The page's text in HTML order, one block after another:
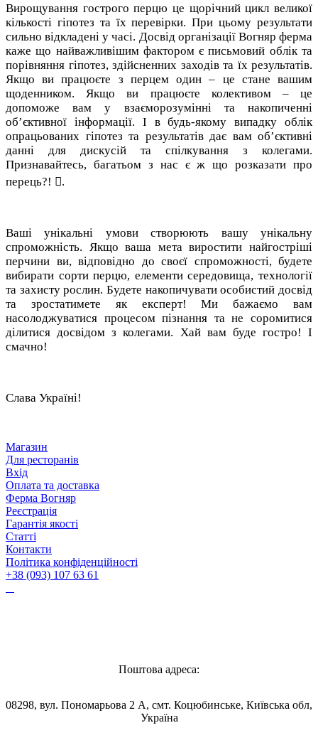
Вирощування гострого перцю це щорічний цикл великої
кількості гіпотез та їх перевірки. При цьому результати
сильно відкладені у часі. Досвід організації Вогняр ферма
каже що найважливішим фактором є письмовий облік та
порівняння гіпотез, здійсненних заходів та їх результатів.
Якщо ви працюєте з перцем один – це стане вашим
щоденником. Якщо ви працюєте колективом – це
допоможе вам у взаєморозумінні та накопиченні
об’єктивної інформації. І в будь-якому випадку облік
опрацьованих гіпотез та результатів дає вам об’єктивні
данні для дискусій та спілкування з колегами.
Признавайтесь, багатьом з нас є ж що розказати про
перець?! .
Ваші унікальні умови створюють вашу унікальну
спроможність. Якщо ваша мета виростити найгостріші
перчини ви, відповідно до своєї спроможності, будете
вибирати сорти перцю, елементи середовища, технології
та захисту рослин. Будете накопичувати особистий досвід
та зростатимете як експерт! Ми бажаємо вам
насолоджуватися процесом пізнання та не соромитися
ділитися досвідом з колегами. Хай вам буде гостро! І
смачно!
Слава Україні!
Магазин
Для ресторанів
Вхід
Оплата та доставка
Ферма Вогняр
Реєстрація
Гарантія якості
Статті
Контакти
Політика конфіденційності
+38 (093) 107 63 61
Поштова адреса:
08298, вул. Пономарьова 2 А, смт. Коцюбинське, Київська обл,
Україна